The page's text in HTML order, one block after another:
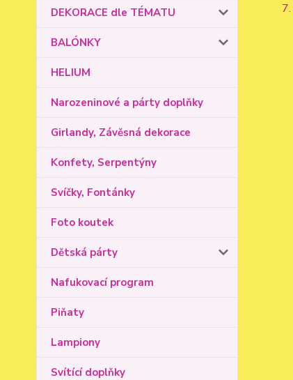
DEKORACE dle TÉMATU
BALÓNKY
HELIUM
Narozeninové a párty doplňky
Girlandy, Závěsná dekorace
Konfety, Serpentýny
Svíčky, Fontánky
Foto koutek
Dětská párty
Nafukovací program
Piňaty
Lampiony
Svítící doplňky